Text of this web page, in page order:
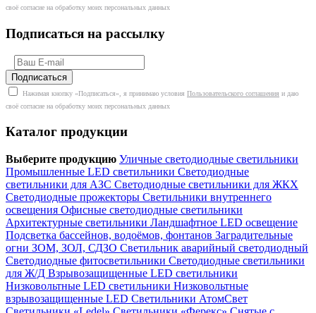
своё согласие на обработку моих персональных данных
Подписаться на рассылку
Нажимая кнопку «Подписаться», я принимаю условия Пользовательского соглашения и даю
своё согласие на обработку моих персональных данных
Каталог продукции
Выберите продукцию Уличные светодиодные светильники
Промышленные LED светильники Светодиодные
светильники для АЗС Светодиодные светильники для ЖКХ
Светодиодные прожекторы Светильники внутреннего
освещения Офисные светодиодные светильники
Архитектурные светильники Ландшафтное LED освещение
Подсветка бассейнов, водоёмов, фонтанов Заградительные
огни ЗОМ, ЗОЛ, СДЗО Светильник аварийный светодиодный
Светодиодные фитосветильники Светодиодные светильники
для Ж/Д Взрывозащищенные LED светильники
Низковольтные LED светильники Низковольтные
взрывозащищенные LED Светильники АтомСвет